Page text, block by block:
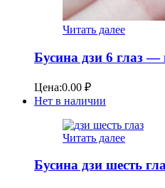
Читать далее
Бусина дзи 6 глаз
Цена:0.00 ₽
Нет в наличии
Читать далее
Бусина дзи шесть